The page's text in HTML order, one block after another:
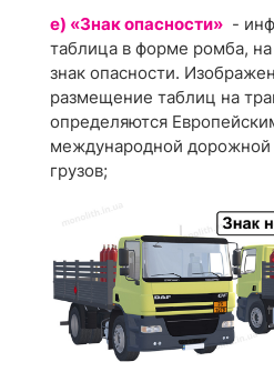
е) «Знак опасности» -
таблица в форме ромба,
знак опасности.
размещение таблиц на
определяются
международной дорожной
грузов;